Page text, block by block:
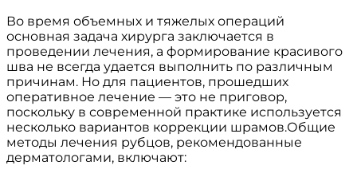
Во время объемных и тяжелых операций
основная задача хирурга заключается в
проведении лечения, а формирование красивого
шва не всегда удается выполнить по различным
причинам. Но для пациентов, прошедших
оперативное лечение — это не приговор,
поскольку в современной практике используется
несколько вариантов коррекции шрамов.Общие
методы лечения рубцов, рекомендованные
дерматологами, включают: